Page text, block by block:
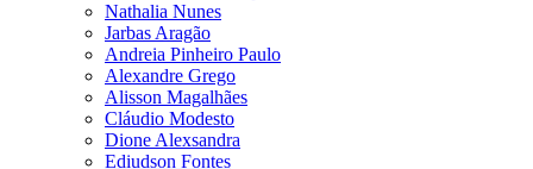
Nathalia Nunes
Jarbas Aragão
Andreia Pinheiro Paulo
Alexandre Grego
Alisson Magalhães
Cláudio Modesto
Dione Alexsandra
Ediudson Fontes